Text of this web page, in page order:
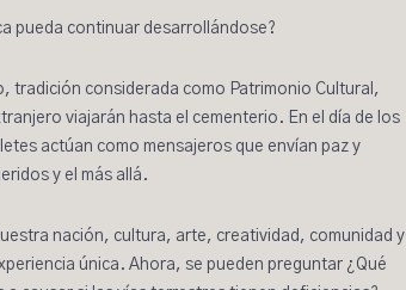
pueda continuar desarrollándose?
tradición considerada como Patrimonio Cultural,
viajarán hasta el cementerio. En el día de los
actúan como mensajeros que envían paz y
y el más allá.
nación, cultura, arte, creatividad, comunidad y
única. Ahora, se pueden preguntar ¿Qué